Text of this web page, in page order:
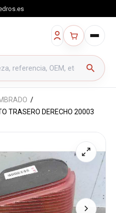
search
TRASERO DERECHO 20003